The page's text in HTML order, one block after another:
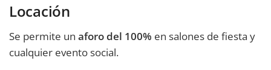
Locación
Se permite un aforo del 100% en salones de fiesta y
cualquier evento social.